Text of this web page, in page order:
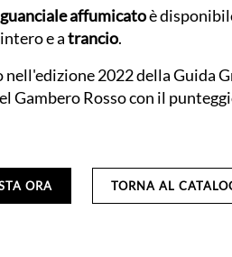
guanciale affumicatoè
e atrancio.
nell'edizione 2022 della Guida
Gambero Rosso con il
ORA TORNA AL